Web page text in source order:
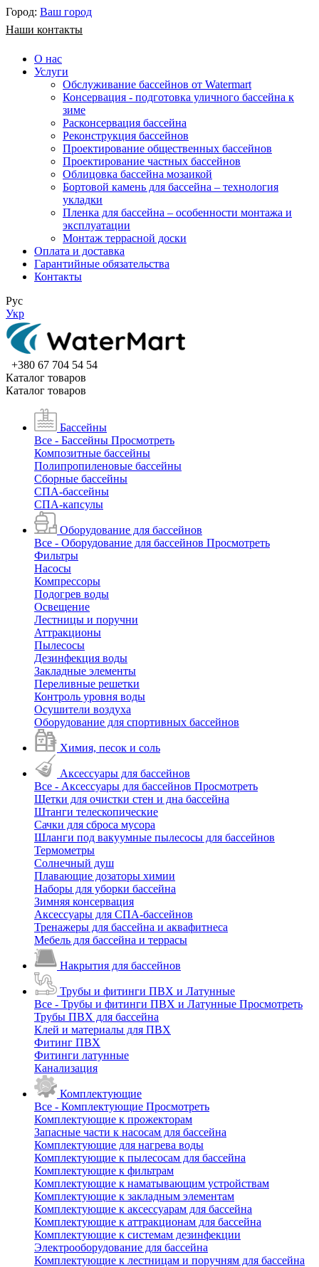
Город: Ваш город
Наши контакты
О нас
Услуги
Обслуживание бассейнов от Watermart
Консервация - подготовка уличного бассейна к
зиме
Расконсервация бассейна
Реконструкция бассейнов
Проектирование общественных бассейнов
Проектирование частных бассейнов
​Облицовка бассейна мозаикой
Бортовой камень для бассейна – технология
укладки
Пленка для бассейна – особенности монтажа и
эксплуатации
Монтаж террасной доски
Оплата и доставка
Гарантийные обязательства
Контакты
Рус
Укр
+380 67 704 54 54
Каталог товаров
Каталог товаров
Бассейны
Все - Бассейны Просмотреть
Композитные бассейны
Полипропиленовые бассейны
Сборные бассейны
СПА-бассейны
СПА-капсулы
Оборудование для бассейнов
Все - Оборудование для бассейнов Просмотреть
Фильтры
Насосы
Компрессоры
Подогрев воды
Освещение
Лестницы и поручни
Аттракционы
Пылесосы
Дезинфекция воды
Закладные элементы
Переливные решетки
Контроль уровня воды
Осушители воздуха
Оборудование для спортивных бассейнов
Химия, песок и соль
Аксессуары для бассейнов
Все - Аксессуары для бассейнов Просмотреть
Щетки для очистки стен и дна бассейна
Штанги телескопические
Сачки для сброса мусора
Шланги под вакуумные пылесосы для бассейнов
Термометры
Солнечный душ
Плавающие дозаторы химии
Наборы для уборки бассейна
Зимняя консервация
Аксессуары для СПА-бассейнов
Тренажеры для бассейна и аквафитнеса
Мебель для бассейна и террасы
Накрытия для бассейнов
Трубы и фитинги ПВХ и Латунные
Все - Трубы и фитинги ПВХ и Латунные Просмотреть
Трубы ПВХ для бассейна
Клей и материалы для ПВХ
Фитинг ПВХ
Фитинги латунные
Канализация
Комплектующие
Все - Комплектующие Просмотреть
Комплектующие к прожекторам
Запасные части к насосам для бассейна
Комплектующие для нагрева воды
Комплектующие к пылесосам для бассейна
Комплектующие к фильтрам
Комплектующие к наматывающим устройствам
Комплектующие к закладным элементам
Комплектующие к аксессуарам для бассейна
Комплектующие к аттракционам для бассейна
Комплектующие к системам дезинфекции
Электрооборудование для бассейна
Комплектующие к лестницам и поручням для бассейна